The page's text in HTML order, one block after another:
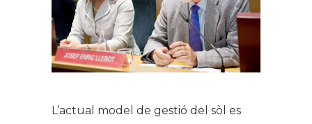
L’actual model de gestió del sòl es